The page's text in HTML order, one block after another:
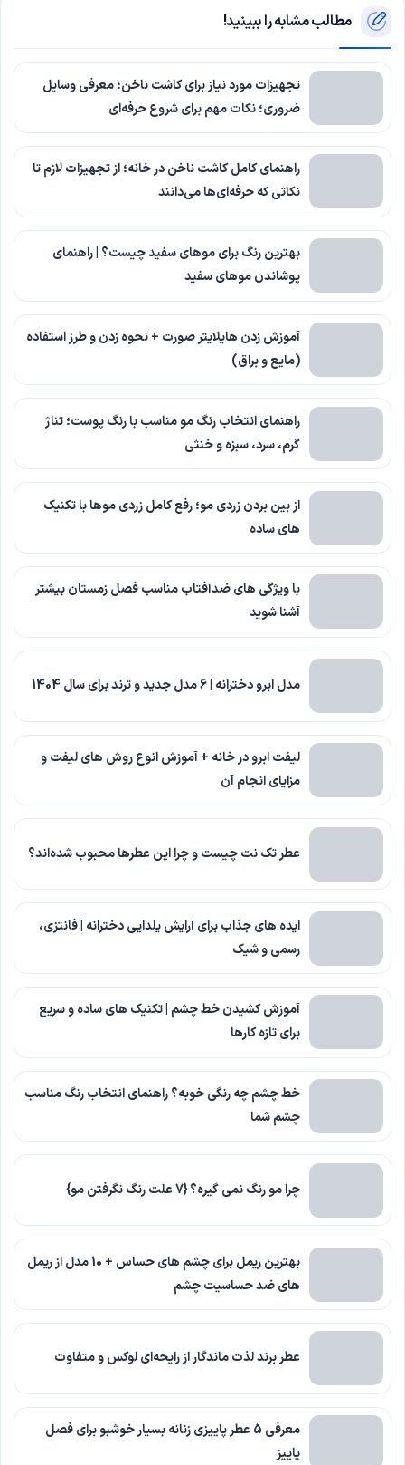
مطالب مشابه را ببینید!
تجهیزات مورد نیاز برای کاشت ناخن؛ معرفی وسایل
ضروری؛ نکات مهم برای شروع حرفه‌ای
راهنمای کامل کاشت ناخن در خانه؛ از تجهیزات لازم تا
نکاتی که حرفه‌ای‌ها می‌دانند
بهترین رنگ برای موهای سفید چیست؟ | راهنمای
پوشاندن موهای سفید
آموزش زدن هایلایتر صورت + نحوه زدن و طرز استفاده
(مایع و براق)
راهنمای انتخاب رنگ مو مناسب با رنگ پوست؛ تناژ
گرم، سرد، سبزه و خنثی
از بین بردن زردی مو؛ رفع کامل زردی موها با تکنیک
های ساده
با ویژگی های ضدآفتاب مناسب فصل زمستان بیشتر
آشنا شوید
مدل ابرو دخترانه | 6 مدل جدید و ترند برای سال 1404
لیفت ابرو در خانه + آموزش انوع روش های لیفت و
مزایای انجام آن
عطر تک نت چیست و چرا این عطرها محبوب شده‌اند؟
ایده های جذاب برای آرایش یلدایی دخترانه | فانتزی،
رسمی و شیک
آموزش کشیدن خط چشم | تکنیک های ساده و سریع
برای تازه کارها
خط چشم چه رنگی خوبه؟ راهنمای انتخاب رنگ مناسب
چشم شما
چرا مو رنگ نمی گیره؟ {7 علت رنگ نگرفتن مو}
بهترین ریمل برای چشم های حساس + 10 مدل از ریمل
های ضد حساسیت چشم
عطر برند لذت ماندگار از رایحه‌ای لوکس و متفاوت
معرفی 5 عطر پاییزی زنانه بسیار خوشبو برای فصل
پاییز